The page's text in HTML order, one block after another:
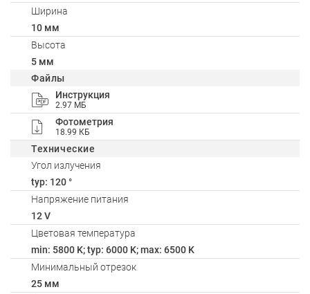
Ширина
10 мм
Высота
5 мм
Файлы
Инструкция
2.97 МБ
Фотометрия
18.99 КБ
Технические
Угол излучения
typ: 120 °
Напряжение питания
12 V
Цветовая температура
min: 5800 K; typ: 6000 K; max: 6500 K
Минимальный отрезок
25 мм